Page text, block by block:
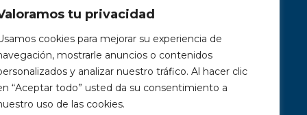
tu privacidad
cookies para mejorar su experiencia de
mostrarle anuncios o contenidos
y analizar nuestro tráfico. Al hacer clic
“Aceptar todo” usted da su consentimiento a
uso de las cookies.